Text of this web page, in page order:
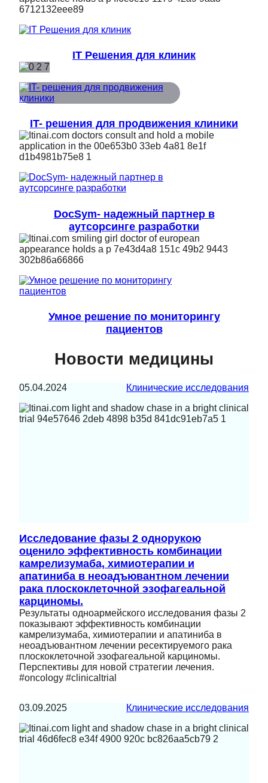
IT Решения для клиник
IT- решения для продвижения клиники
DocSym- надежный партнер в
аутсорсинге разработки
Умное решение по мониторингу
пациентов
Новости медицины
05.04.2024 Клинические исследования
Исследование фазы 2 однорукою
оценило эффективность комбинации
камрелизумаба, химиотерапии и
апатиниба в неоадъювантном лечении
рака плоскоклеточной эзофагеальной
карциномы.
Результаты одноармейского исследования фазы 2
показывают эффективность комбинации
камрелизумаба, химиотерапии и апатиниба в
неоадъювантном лечении ресектируемого рака
плоскоклеточной эзофагеальной карциномы.
Перспективы для новой стратегии лечения.
#oncology #clinicaltrial
03.09.2025 Клинические исследования